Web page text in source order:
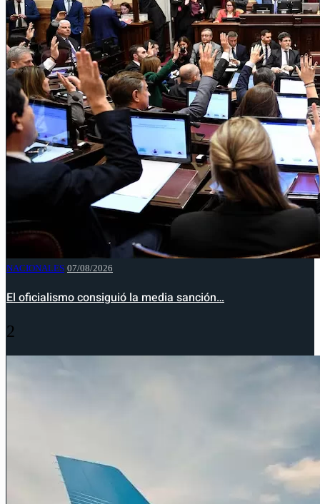
NACIONALES 07/08/2026
El oficialismo consiguió la media sanción…
2